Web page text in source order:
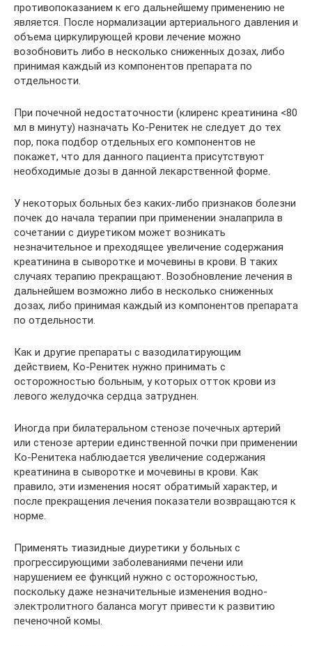
противопоказанием к его дальнейшему применению не
является. После нормализации артериального давления и
объема циркулирующей крови лечение можно
возобновить либо в несколько сниженных дозах, либо
принимая каждый из компонентов препарата по
отдельности.
При почечной недостаточности (клиренс креатинина <80
мл в минуту) назначать Ко-Ренитек не следует до тех
пор, пока подбор отдельных его компонентов не
покажет, что для данного пациента присутствуют
необходимые дозы в данной лекарственной форме.
У некоторых больных без каких-либо признаков болезни
почек до начала терапии при применении эналаприла в
сочетании с диуретиком может возникать
незначительное и преходящее увеличение содержания
креатинина в сыворотке и мочевины в крови. В таких
случаях терапию прекращают. Возобновление лечения в
дальнейшем возможно либо в несколько сниженных
дозах, либо принимая каждый из компонентов препарата
по отдельности.
Как и другие препараты с вазодилатирующим
действием, Ко-Ренитек нужно принимать с
осторожностью больным, у которых отток крови из
левого желудочка сердца затруднен.
Иногда при билатеральном стенозе почечных артерий
или стенозе артерии единственной почки при применении
Ко-Ренитека наблюдается увеличение содержания
креатинина в сыворотке и мочевины в крови. Как
правило, эти изменения носят обратимый характер, и
после прекращения лечения показатели возвращаются к
норме.
Применять тиазидные диуретики у больных с
прогрессирующими заболеваниями печени или
нарушением ее функций нужно с осторожностью,
поскольку даже незначительные изменения водно-
электролитного баланса могут привести к развитию
печеночной комы.